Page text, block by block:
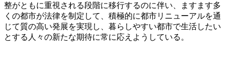
整がともに重視される段階に移行するのに伴い、ますます多
くの都市が法律を制定して、積極的に都市リニューアルを通
じて質の高い発展を実現し、暮らしやすい都市で生活したい
とする人々の新たな期待に常に応えようしている。